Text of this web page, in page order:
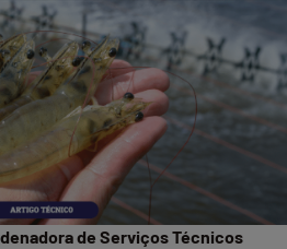
de Serviços Técnicos